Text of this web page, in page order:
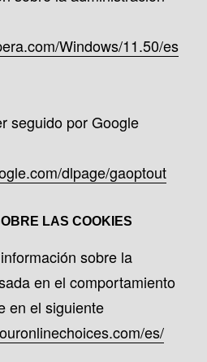
Windows/11.50/es
seguido por Google
dlpage/gaoptout
LAS COOKIES
sobre la
en el comportamiento
en el siguiente
es/